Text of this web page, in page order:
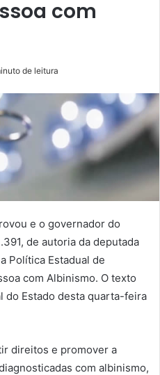
com
de leitura
e o governador do
de autoria da deputada
Política Estadual de
com Albinismo. O texto
do Estado desta quarta-feira
direitos e promover a
com albinismo,